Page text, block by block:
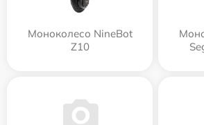
Моноколесо NineBot
Z10